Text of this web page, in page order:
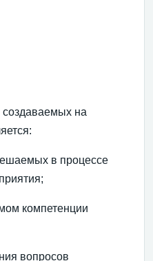
создаваемых на
в процессе
компетенции
вопросов